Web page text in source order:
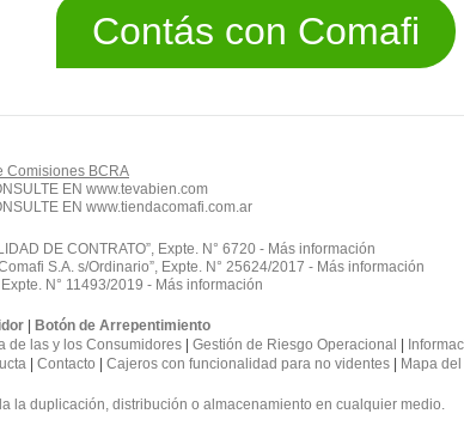
Contás con Comafi
Comisiones BCRA
EN www.tevabien.com
EN www.tiendacomafi.com.ar
DE CONTRATO”, Expte. N° 6720 - Más información
S.A. s/Ordinario”, Expte. N° 25624/2017 - Más información
N° 11493/2019 - Más información
| Botón de Arrepentimiento
de las y los Consumidores | Gestión de Riesgo Operacional |
| Contacto | Cajeros con funcionalidad para no videntes | Mapa del
la duplicación, distribución o almacenamiento en cualquier medio.